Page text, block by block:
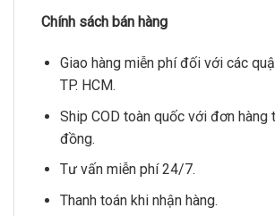
Chính sách bán hàng
Giao hàng miễn phí đối với các
TP. HCM.
Ship COD toàn quốc với đơn hàng
đồng.
Tư vấn miễn phí 24/7.
Thanh toán khi nhận hàng.